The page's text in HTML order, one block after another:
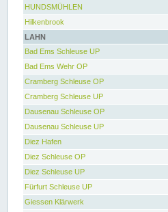
HUNDSMÜHLEN
Hilkenbrook
LAHN
Bad Ems Schleuse UP
Bad Ems Wehr OP
Cramberg Schleuse OP
Cramberg Schleuse UP
Dausenau Schleuse OP
Dausenau Schleuse UP
Diez Hafen
Diez Schleuse OP
Diez Schleuse UP
Fürfurt Schleuse UP
Giessen Klärwerk